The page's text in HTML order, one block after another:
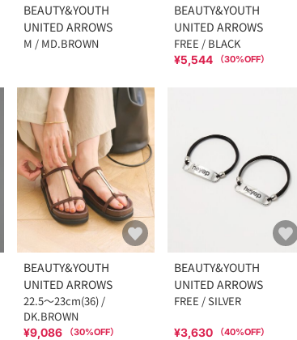
BEAUTY&YOUTH
UNITED ARROWS
M / MD.BROWN
BEAUTY&YOUTH
UNITED ARROWS
FREE / BLACK
¥5,544 （30%OFF）
BEAUTY&YOUTH
UNITED ARROWS
22.5～23cm(36) /
DK.BROWN
¥9,086 （30%OFF）
BEAUTY&YOUTH
UNITED ARROWS
FREE / SILVER
¥3,630 （40%OFF）